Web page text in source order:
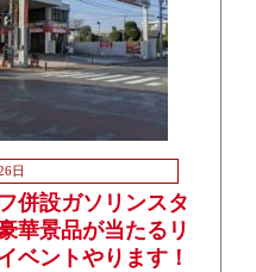
日
併設ガソリンスタ
華景品が当たるリ
ベントやります！